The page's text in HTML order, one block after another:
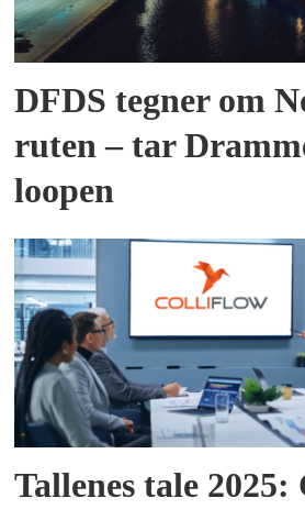
DFDS tegner om
ruten – tar
loopen
Tallenes tale